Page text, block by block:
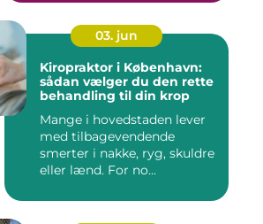
03. jun
Kiropraktor i København:
sådan vælger du den rette
behandling til din krop
Mange i hovedstaden lever
med tilbagevendende
smerter i nakke, ryg, skuldre
eller lænd. For no...